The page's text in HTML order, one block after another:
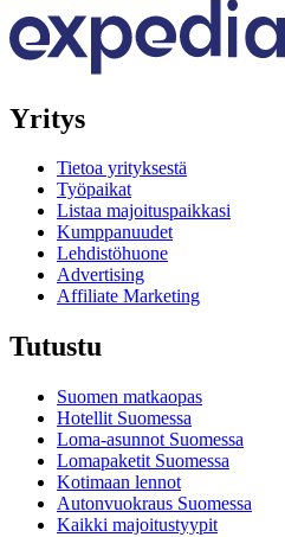
Yritys
Tietoa yrityksestä
Työpaikat
Listaa majoituspaikkasi
Kumppanuudet
Lehdistöhuone
Advertising
Affiliate Marketing
Tutustu
Suomen matkaopas
Hotellit Suomessa
Loma-asunnot Suomessa
Lomapaketit Suomessa
Kotimaan lennot
Autonvuokraus Suomessa
Kaikki majoitustyypit